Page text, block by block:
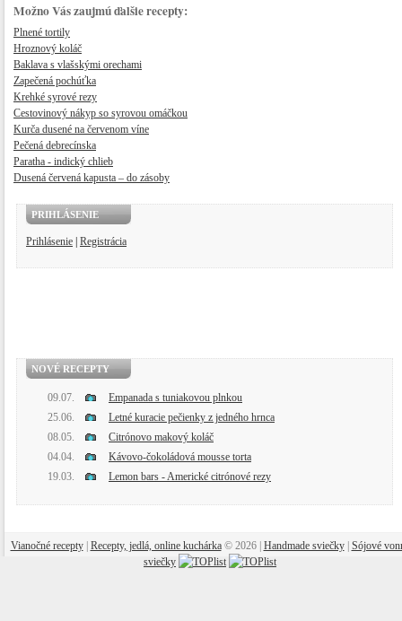
Možno Vás zaujmú ďalšie recepty:
Plnené tortily
Hroznový koláč
Baklava s vlašskými orechami
Zapečená pochúťka
Krehké syrové rezy
Cestovinový nákyp so syrovou omáčkou
Kurča dusené na červenom víne
Pečená debrecínska
Paratha - indický chlieb
Dusená červená kapusta – do zásoby
PRIHLÁSENIE
Prihlásenie Registrácia
NOVÉ RECEPTY
09.07.
Empanada s tuniakovou plnkou
25.06.
Letné kuracie pečienky z jedného hrnca
08.05.
Citrónovo makový koláč
04.04.
Kávovo-čokoládová mousse torta
19.03.
Lemon bars - Americké citrónové rezy
Vianočné recepty| Recepty, jedlá, online kuchárka© 2026 | Handmade sviečky| Sójové
sviečky